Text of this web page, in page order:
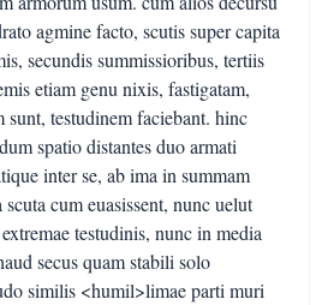
agmine facto, scutis super capita
secundis summissioribus, tertiis
etiam genu nixis, fastigatam,
sunt, testudinem faciebant. hinc
spatio distantes duo armati
inter se, ab ima in summam
cum euasissent, nunc uelut
testudinis, nunc in media
secus quam stabili solo
similis <humil>limae parti muri